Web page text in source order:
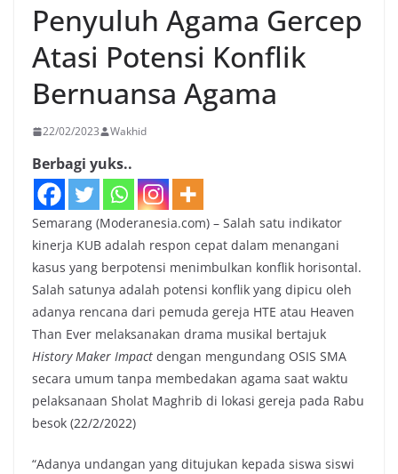
Penyuluh Agama Gercep
Atasi Potensi Konflik
Bernuansa Agama
22/02/2023 Wakhid
Berbagi yuks..
Semarang (Moderanesia.com) – Salah satu indikator
kinerja KUB adalah respon cepat dalam menangani
kasus yang berpotensi menimbulkan konflik horisontal.
Salah satunya adalah potensi konflik yang dipicu oleh
adanya rencana dari pemuda gereja HTE atau Heaven
Than Ever melaksanakan drama musikal bertajuk
History Maker Impact dengan mengundang OSIS SMA
secara umum tanpa membedakan agama saat waktu
pelaksanaan Sholat Maghrib di lokasi gereja pada Rabu
besok (22/2/2022)
“Adanya undangan yang ditujukan kepada siswa siswi